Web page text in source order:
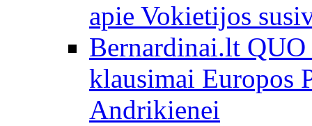
apie Vokietijos
Bernardinai.lt
klausimai Europos
Andrikienei